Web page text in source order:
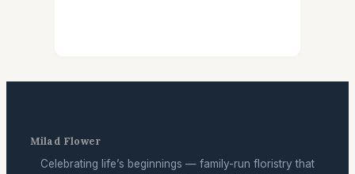
Milad Flower
Celebrating life’s beginnings — family-run floristry that